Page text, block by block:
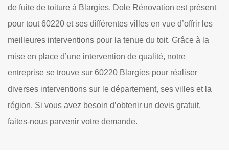
de fuite de toiture à Blargies, Dole Rénovation est présent
pour tout 60220 et ses différentes villes en vue d’offrir les
meilleures interventions pour la tenue du toit. Grâce à la
mise en place d’une intervention de qualité, notre
entreprise se trouve sur 60220 Blargies pour réaliser
diverses interventions sur le département, ses villes et la
région. Si vous avez besoin d’obtenir un devis gratuit,
faites-nous parvenir votre demande.